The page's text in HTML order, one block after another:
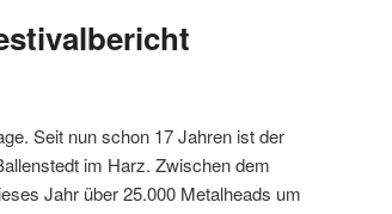
Seit nun schon 17 Jahren ist der
im Harz. Zwischen dem
Jahr über 25.000 Metalheads um